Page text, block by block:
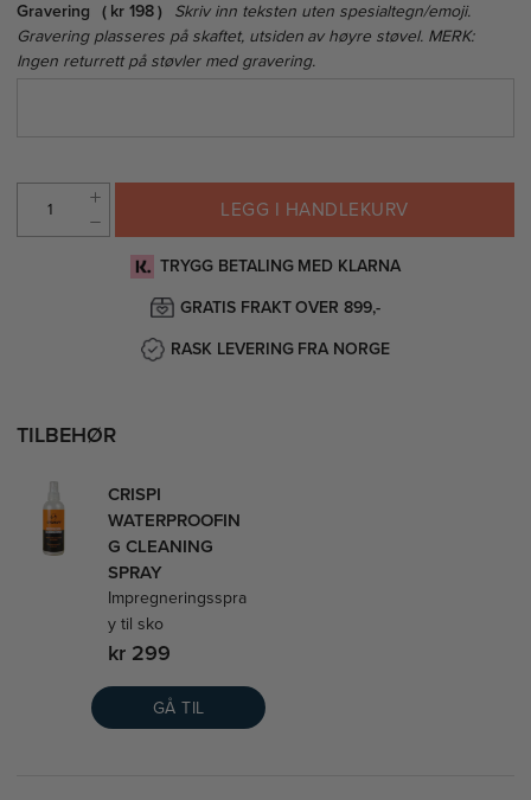
Gravering kr 198
Skriv inn teksten uten spesialtegn/emoji.
Gravering plasseres på skaftet, utsiden av høyre støvel. MERK:
Ingen returrett på støvler med gravering.
LEGG I HANDLEKURV
TRYGG BETALING MED KLARNA
GRATIS FRAKT OVER 899,-
RASK LEVERING FRA NORGE
TILBEHØR
CRISPI
WATERPROOFIN
G CLEANING
SPRAY
Impregneringsspra
y til sko
kr 299
GÅ TIL